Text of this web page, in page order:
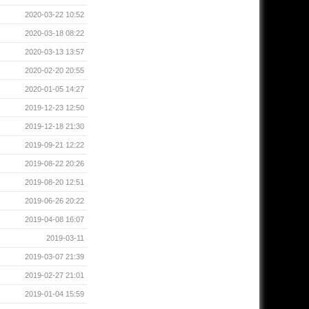
2020-03-22 10:52
2020-03-18 08:22
2020-03-13 13:57
2020-02-20 20:55
2020-01-05 14:27
2019-12-23 12:50
2019-12-18 21:30
2019-09-21 12:22
2019-08-22 20:26
2019-08-20 12:51
2019-06-26 20:22
2019-04-08 16:07
2019-03-11
2019-03-07 21:39
2019-02-27 21:01
2019-01-04 15:59